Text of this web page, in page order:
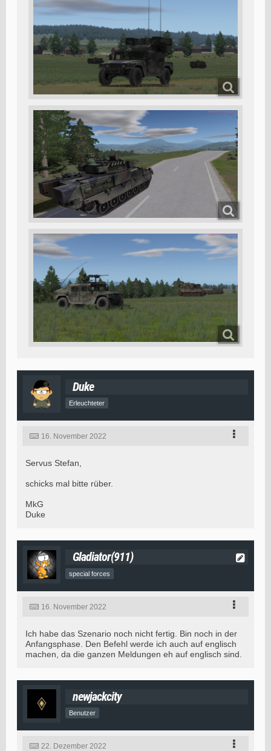
Duke
Erleuchteter
16. November 2022
Servus Stefan,
schicks mal bitte rüber.
MkG
Duke
Gladiator(911)
special forces
16. November 2022
Ich habe das Szenario noch nicht fertig. Bin noch in der
Anfangsphase. Den Befehl werde ich auch auf englisch
machen, da die ganzen Meldungen eh auf englisch sind.
newjackcity
Benutzer
22. Dezember 2022